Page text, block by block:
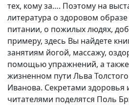
тех, кому за…. Поэтому на
литература о здоровом
питании, о пожилых людях,
примеру, здесь Вы найдете
занятиям йогой, массажу,
помощью упражнений, а также
жизненном пути Льва
Иванова. Секретами здоровья
читателями поделятся Поль